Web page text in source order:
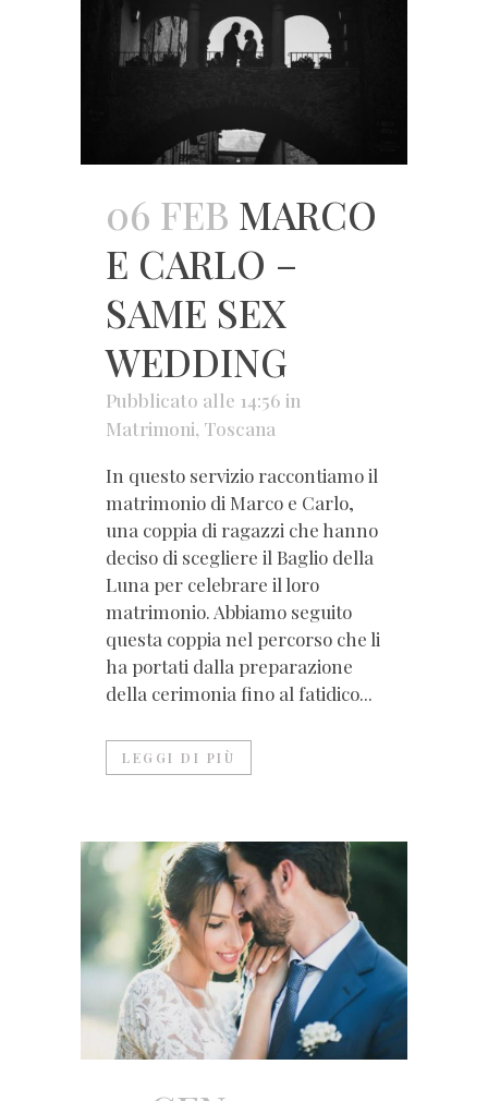
06 FEB MARCO
E CARLO –
SAME SEX
WEDDING
Pubblicato alle 14:56 in
Matrimoni, Toscana
In questo servizio raccontiamo il
matrimonio di Marco e Carlo,
una coppia di ragazzi che hanno
deciso di scegliere il Baglio della
Luna per celebrare il loro
matrimonio. Abbiamo seguito
questa coppia nel percorso che li
ha portati dalla preparazione
della cerimonia fino al fatidico...
LEGGI DI PIÙ